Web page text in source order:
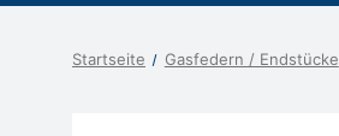
Startseite Gasfedern / Endstücke